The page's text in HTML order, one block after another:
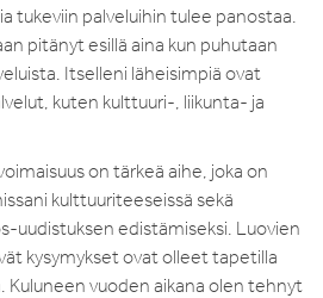
tukeviin palveluihin tulee panostaa.
pitänyt esillä aina kun puhutaan
Itselleni läheisimpiä ovat
kuten kulttuuri-, liikunta- ja
on tärkeä aihe, joka on
kulttuuriteeseissä sekä
uudistuksen edistämiseksi. Luovien
kysymykset ovat olleet tapetilla
Kuluneen vuoden aikana olen tehnyt